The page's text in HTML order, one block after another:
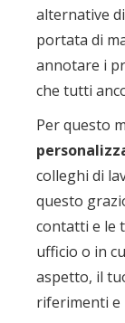
alternative
portata di
annotare i
che tutti
Per questo
colleghi di
questo
contatti e le
ufficio o in
aspetto, il
riferimenti e